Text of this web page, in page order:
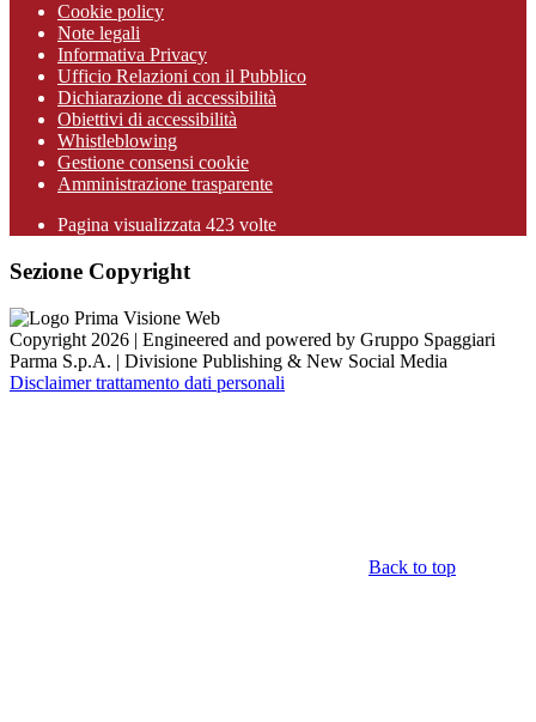
Cookie policy
Note legali
Informativa Privacy
Ufficio Relazioni con il Pubblico
Dichiarazione di accessibilità
Obiettivi di accessibilità
Whistleblowing
Gestione consensi cookie
Amministrazione trasparente
Pagina visualizzata 423 volte
Sezione Copyright
Copyright 2026 | Engineered and powered by Gruppo Spaggiari
Parma S.p.A. | Divisione Publishing & New Social Media
Disclaimer trattamento dati personali
Back to top